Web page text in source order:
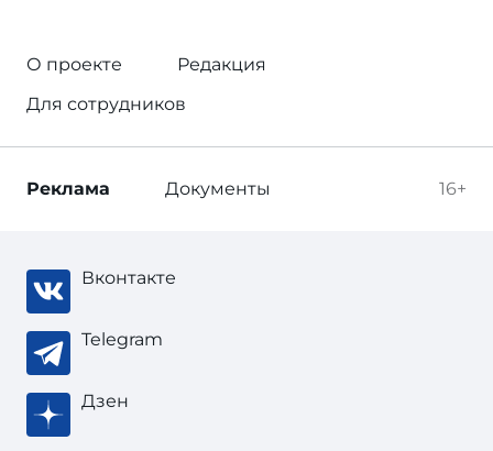
О проекте
Редакция
Для сотрудников
16+
Реклама Документы
Вконтакте
Telegram
Дзен